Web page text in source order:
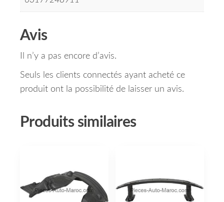
Avis
Il n’y a pas encore d’avis.
Seuls les clients connectés ayant acheté ce
produit ont la possibilité de laisser un avis.
Produits similaires